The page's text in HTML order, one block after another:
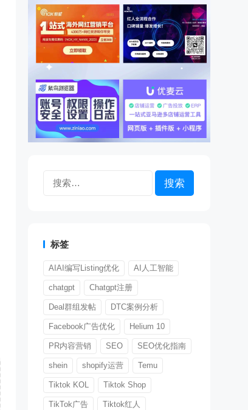
标签
AIAI编写Listing优化 AI人工智能
chatgpt Chatgpt注册
Deal群组发帖 DTC案例分析
Facebook广告优化 Helium 10
PR内容营销 SEO SEO优化指南
shein shopify运营 Temu
Tiktok KOL Tiktok Shop
TikTok广告 Tiktok红人